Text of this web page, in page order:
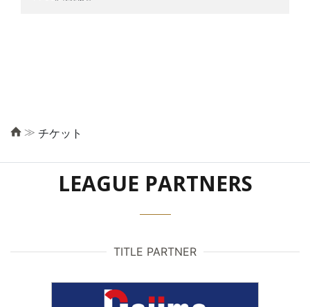
≫ チケット
LEAGUE PARTNERS
TITLE PARTNER